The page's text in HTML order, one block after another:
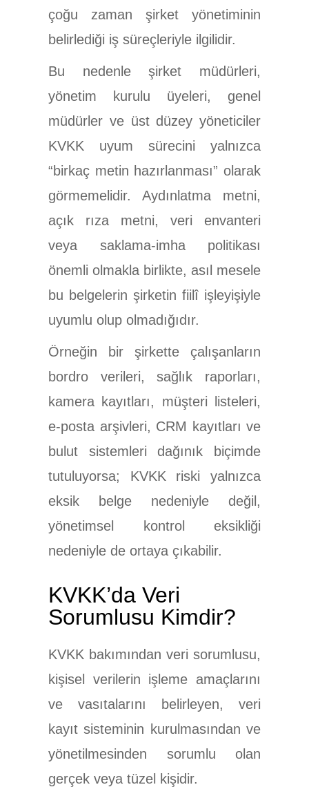
çoğu zaman şirket yönetiminin
belirlediği iş süreçleriyle ilgilidir.
Bu nedenle şirket müdürleri,
yönetim kurulu üyeleri, genel
müdürler ve üst düzey yöneticiler
KVKK uyum sürecini yalnızca
“birkaç metin hazırlanması” olarak
görmemelidir. Aydınlatma metni,
açık rıza metni, veri envanteri
veya saklama-imha politikası
önemli olmakla birlikte, asıl mesele
bu belgelerin şirketin fiilî işleyişiyle
uyumlu olup olmadığıdır.
Örneğin bir şirkette çalışanların
bordro verileri, sağlık raporları,
kamera kayıtları, müşteri listeleri,
e-posta arşivleri, CRM kayıtları ve
bulut sistemleri dağınık biçimde
tutuluyorsa; KVKK riski yalnızca
eksik belge nedeniyle değil,
yönetimsel kontrol eksikliği
nedeniyle de ortaya çıkabilir.
KVKK’da Veri
Sorumlusu Kimdir?
KVKK bakımından veri sorumlusu,
kişisel verilerin işleme amaçlarını
ve vasıtalarını belirleyen, veri
kayıt sisteminin kurulmasından ve
yönetilmesinden sorumlu olan
gerçek veya tüzel kişidir.